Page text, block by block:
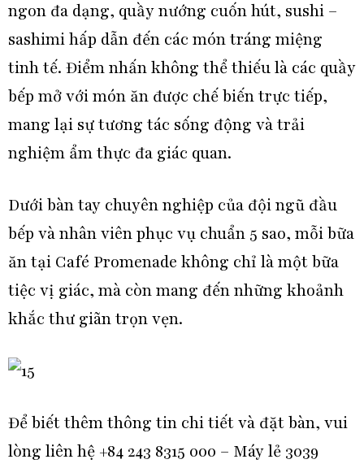
ngon đa dạng, quầy nướng cuốn hút, sushi –
sashimi hấp dẫn đến các món tráng miệng
tinh tế. Điểm nhấn không thể thiếu là các quầy
bếp mở với món ăn được chế biến trực tiếp,
mang lại sự tương tác sống động và trải
nghiệm ẩm thực đa giác quan.
Dưới bàn tay chuyên nghiệp của đội ngũ đầu
bếp và nhân viên phục vụ chuẩn 5 sao, mỗi bữa
ăn tại Café Promenade không chỉ là một bữa
tiệc vị giác, mà còn mang đến những khoảnh
khắc thư giãn trọn vẹn.
Để biết thêm thông tin chi tiết và đặt bàn, vui
lòng liên hệ +84 243 8315 000 – Máy lẻ 3039